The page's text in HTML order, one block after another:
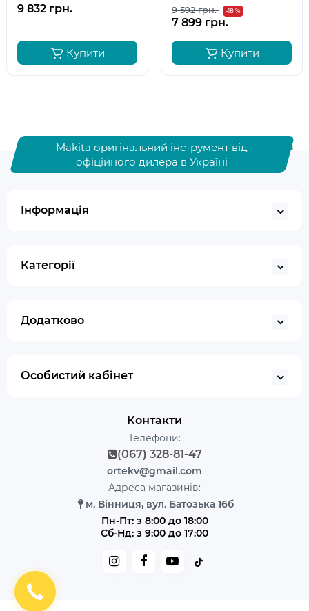
9 832 грн.
Купити
9 592 грн. -18 %
7 899 грн.
Купити
Makita оригінальний інструмент від
офіційного дилера в Україні
Інформація
Категорії
Додатково
Особистий кабінет
Контакти
Телефони:
(067) 328-81-47
ortekv@gmail.com
Адреса магазинів:
м. Вінниця, вул. Батозька 16б
Пн-Пт: з 8:00 до 18:00
Сб-Нд: з 9:00 до 17:00